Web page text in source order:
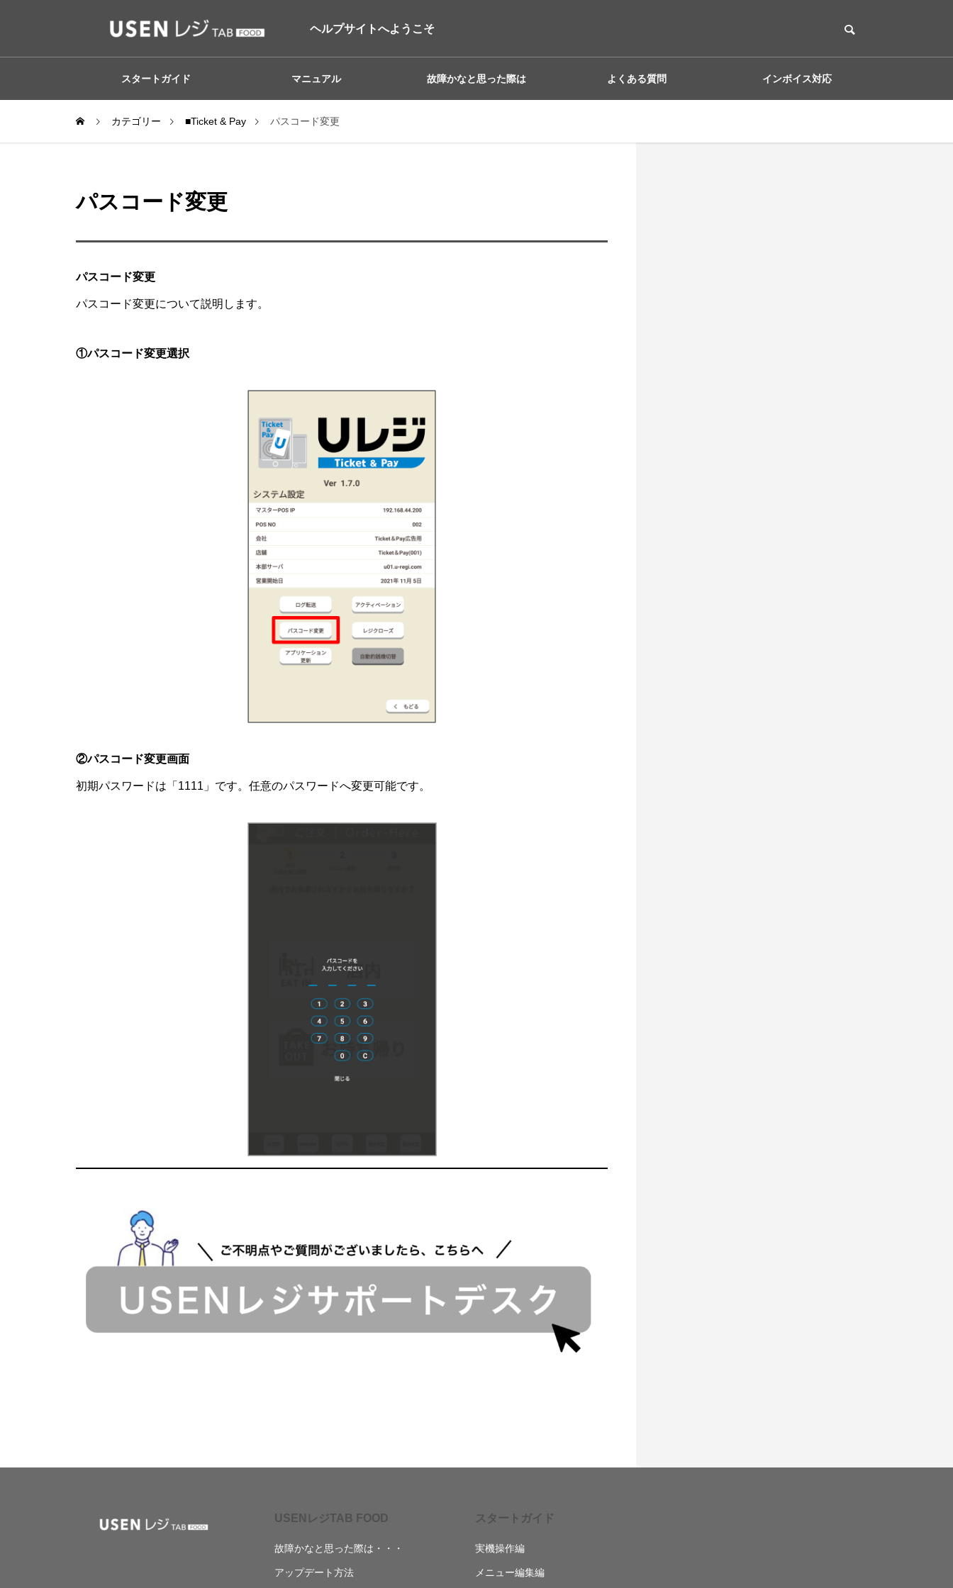
ヘルプサイトへようこそ
スタートガイド マニュアル 故障かなと思った際は よくある質問 インボイス対応
カテゴリー ■Ticket & Pay パスコード変更
パスコード変更
パスコード変更
パスコード変更について説明します。
①パスコード変更選択
②パスコード変更画面
初期パスワードは「1111」です。任意のパスワードへ変更可能です。
USENレジTAB FOOD
故障かなと思った際は・・・
アップデート方法
スタートガイド
実機操作編
メニュー編集編